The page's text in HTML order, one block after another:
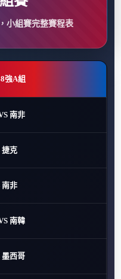
小組賽完整賽程表
強A組
南非
捷克
南非
南韓
墨西哥